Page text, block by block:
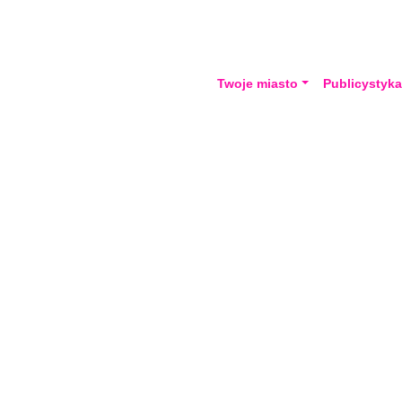
Twoje miasto Publicystyka